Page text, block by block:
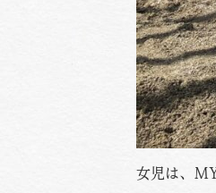
女児は、